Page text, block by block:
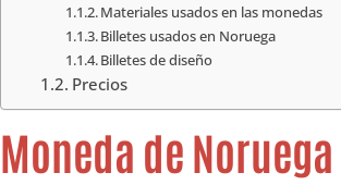
Materiales usados en las monedas
Billetes usados en Noruega
Billetes de diseño
Precios
Moneda de Noruega